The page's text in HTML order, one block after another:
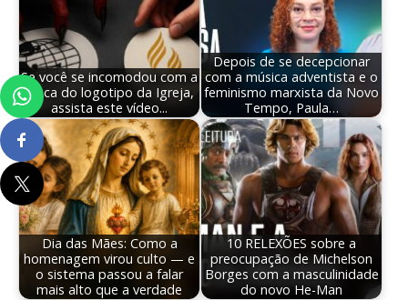
Se você se incomodou com a
troca do logotipo da Igreja,
assista este vídeo...
Depois de se decepcionar
com a música adventista e o
feminismo marxista da Novo
Tempo, Paula…
Dia das Mães: Como a
homenagem virou culto — e
o sistema passou a falar
mais alto que a verdade
10 RELEXÕES sobre a
preocupação de Michelson
Borges com a masculinidade
do novo He-Man